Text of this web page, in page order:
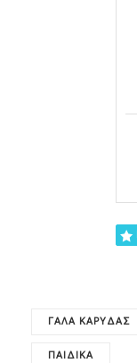
ΓΆΛΑ ΚΑΡΎΔΑΣ
ΠΑΙΔΙΚΑ